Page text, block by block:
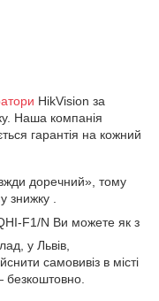
HikVision за
Наша компанія
гарантія на кожний
доречний», тому
.
F1/N Ви можете як з
у Львів,
самовивіз в місті
безкоштовно.